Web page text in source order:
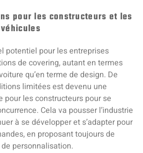
pour les constructeurs et les
potentiel pour les entreprises
de covering, autant en termes
qu’en terme de design. De
limitées est devenu une
pour les constructeurs pour se
Cela va pousser l’industrie
à se développer et s’adapter pour
en proposant toujours de
personnalisation.